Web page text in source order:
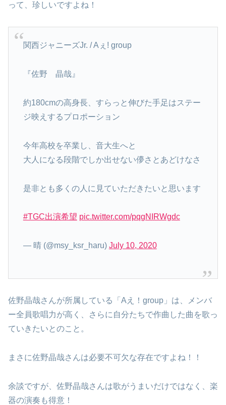
って、珍しいですよね！
関西ジャニーズJr. / Aぇ! group
『佐野 晶哉』
約180cmの高身長、すらっと伸びた手足はステー
ジ映えするプロポーション
今年高校を卒業し、音大生へと
大人になる段階でしか出せない儚さとあどけなさ
是非とも多くの人に見ていただきたいと思います
#TGC出演希望 pic.twitter.com/pqgNIRWgdc
— 晴 (@msy_ksr_haru) July 10, 2020
佐野晶哉さんが所属している「Aえ！group」は、メンバ
ー全員歌唱力が高く、さらに自分たちで作曲した曲を歌っ
ていきたいとのこと。
まさに佐野晶哉さんは必要不可欠な存在ですよね！！
余談ですが、佐野晶哉さんは歌がうまいだけではなく、楽
器の演奏も得意！